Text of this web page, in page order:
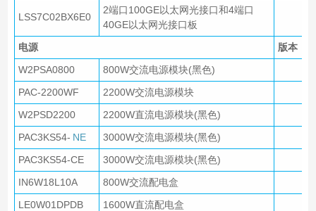
LSS7C02BX6E0
2端口100GE以太网光接口和4端口
40GE以太网光接口板
电源
版本
W2PSA0800
800W交流电源模块(黑色)
PAC-2200WF
2200W交流电源模块
W2PSD2200
2200W直流电源模块(黑色)
PAC3KS54- NE
3000W交流电源模块(黑色)
PAC3KS54-CE
3000W交流电源模块(黑色)
IN6W18L10A
800W交流配电盒
LE0W01DPDB
1600W直流配电盒